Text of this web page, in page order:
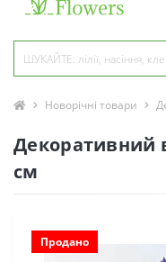
Новорічні товари
Декоративний
см
Продано